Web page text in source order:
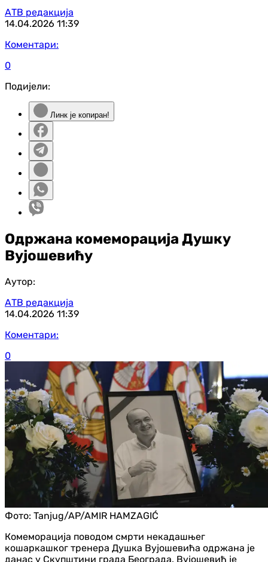
АТВ редакција
14.04.2026 11:39
Коментари:
0
Подијели:
Линк је копиран!
Одржана комеморација Душку
Вујошевићу
Аутор:
АТВ редакција
14.04.2026 11:39
Коментари:
0
Фото: Tanjug/AP/AMIR HAMZAGIĆ
Комеморација поводом смрти некадашњег
кошаркашког тренера Душка Вујошевића одржана је
данас у Скупштини града Београда. Вујошевић је